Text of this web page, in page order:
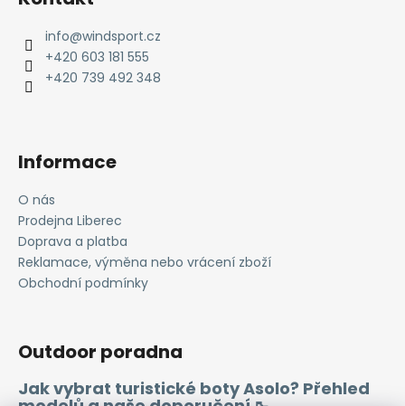
info@windsport.cz
+420 603 181 555
+420 739 492 348
Informace
O nás
Prodejna Liberec
Doprava a platba
Reklamace, výměna nebo vrácení zboží
Obchodní podmínky
Outdoor poradna
Jak vybrat turistické boty Asolo? Přehled